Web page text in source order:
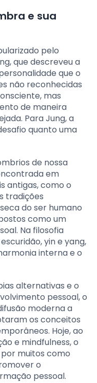
e sua
pelo
que descreveu a
que o
não reconhecidas
mas
de maneira
Para Jung, a
quanto uma
de nossa
em
antigas, como o
tradições
do ser humano
como um
Na filosofia
yin e yang,
interna e o
alternativas e o
pessoal, o
moderna a
os conceitos
Hoje, ao
e mindfulness, o
muitos como
o
pessoal.